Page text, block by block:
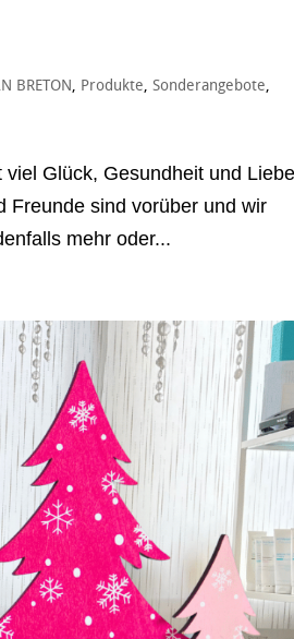
BRETON, Produkte,Sonderangebote,
Glück, Gesundheit und
Freunde sind vorüber und wir
mehr oder...